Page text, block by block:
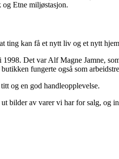
Etne miljøstasjon.
ting kan få et nytt liv og et nytt
Det var Alf Magne Jamne,
fungerte også som
og en god handleopplevelse.
bilder av varer vi har for salg, og